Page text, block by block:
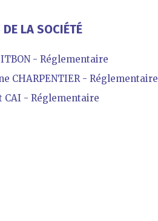
LA SOCIÉTÉ
- Réglementaire
CHARPENTIER - Réglementaire
CAI - Réglementaire